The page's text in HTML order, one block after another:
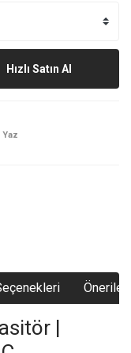
Hızlı Satın Al
Yaz
|